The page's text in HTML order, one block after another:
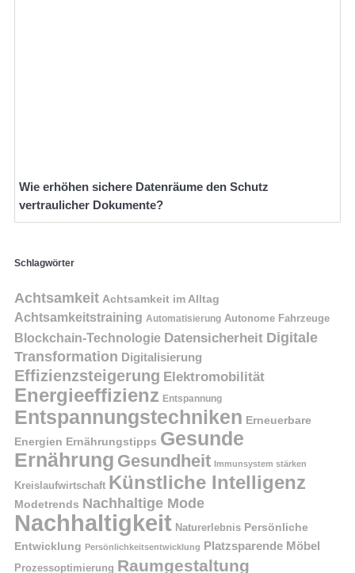
Wie erhöhen sichere Datenräume den Schutz
vertraulicher Dokumente?
Schlagwörter
Achtsamkeit Achtsamkeit im Alltag
Achtsamkeitstraining Automatisierung Autonome Fahrzeuge
Blockchain-Technologie Datensicherheit Digitale
Transformation Digitalisierung
Effizienzsteigerung Elektromobilität
Energieeffizienz Entspannung
Entspannungstechniken Erneuerbare
Energien Ernährungstipps Gesunde
Ernährung Gesundheit Immunsystem stärken
Kreislaufwirtschaft Künstliche Intelligenz
Modetrends Nachhaltige Mode
Nachhaltigkeit Naturerlebnis Persönliche
Entwicklung Persönlichkeitsentwicklung Platzsparende Möbel
Prozessoptimierung Raumgestaltung